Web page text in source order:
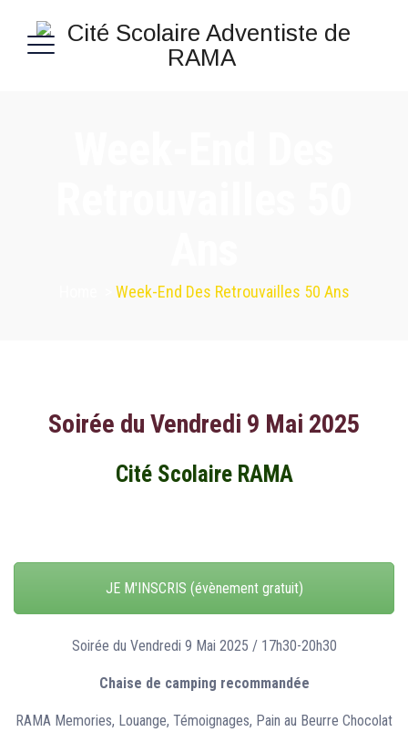
Week-End Des Retrouvailles 50 Ans
Soirée du Vendredi 9 Mai 2025
Cité Scolaire RAMA
JE M'INSCRIS (évènement gratuit)
Soirée du Vendredi 9 Mai 2025 / 17h30-20h30
Chaise de camping recommandée
RAMA Memories, Louange, Témoignages, Pain au Beurre Chocolat